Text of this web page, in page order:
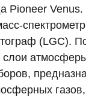
Pioneer
(LGC).
слои